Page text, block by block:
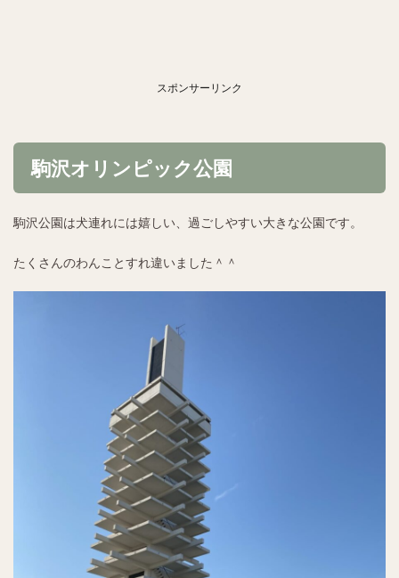
スポンサーリンク
駒沢オリンピック公園
駒沢公園は犬連れには嬉しい、過ごしやすい大きな公園です。
たくさんのわんことすれ違いました＾＾